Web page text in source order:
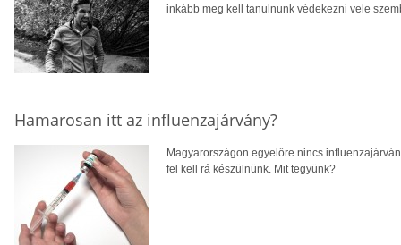
inkább meg kell tanulnunk védekezni vele
Hamarosan itt az influenzajárvány?
Magyarországon egyelőre nincs
fel kell rá készülnünk. Mit tegyünk?